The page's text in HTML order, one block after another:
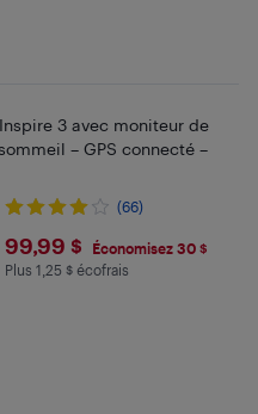
3 avec moniteur de
– GPS connecté –
(66)
$99.99
99,99 $ Économisez 30 $
Plus 1.25 $ en écofrais
Plus 1,25 $ écofrais